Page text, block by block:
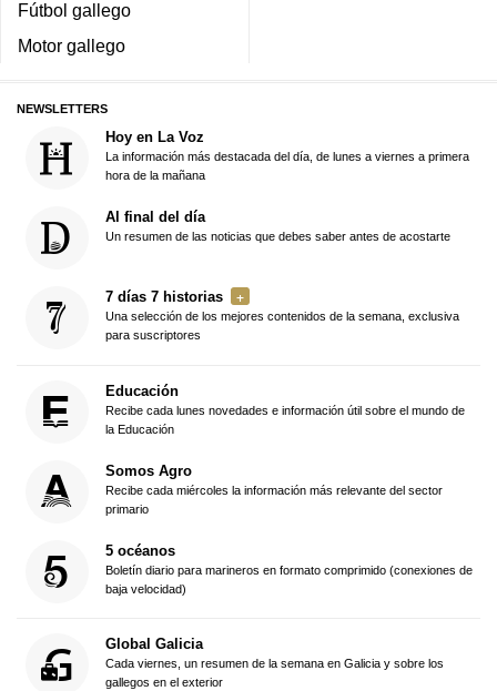
Fútbol gallego
Motor gallego
NEWSLETTERS
Hoy en La Voz
La información más destacada del día, de lunes a viernes a primera
hora de la mañana
Al final del día
Un resumen de las noticias que debes saber antes de acostarte
7 días 7 historias
Una selección de los mejores contenidos de la semana, exclusiva
para suscriptores
Educación
Recibe cada lunes novedades e información útil sobre el mundo de
la Educación
Somos Agro
Recibe cada miércoles la información más relevante del sector
primario
5 océanos
Boletín diario para marineros en formato comprimido (conexiones de
baja velocidad)
Global Galicia
Cada viernes, un resumen de la semana en Galicia y sobre los
gallegos en el exterior